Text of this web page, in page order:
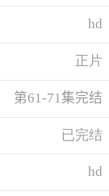
hd
正片
第61-71集完结
已完结
hd